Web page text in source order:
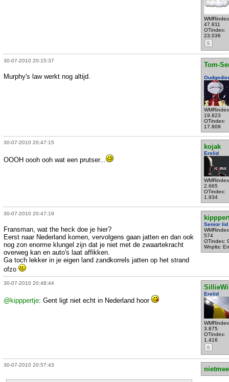
47.811
OTindex:
23.036
S
30-07-2010 20:15:37
Tom-
19.823
OTindex:
17.809
Murphy's law werkt nog altijd.
30-07-2010 20:47:15
kojak
Erelid
2.665
OTindex:
1.934
OOOH oooh ooh wat een prutser...
30-07-2010 20:47:19
Senior lid
574
OTindex:
Wnplts:
Fransman, wat the heck doe je hier?
Eerst naar Nederland komen, vervolgens gaan jatten en dan ook
nog zon enorme klungel zijn dat je niet met de zwaartekracht
overweg kan en auto's laat affikken.
Ga toch lekker in je eigen land zandkorrels jatten op het strand
ofzo
30-07-2010 20:48:44
Erelid
3.875
OTindex:
1.416
S
@kipppertje: Gent ligt niet echt in Nederland hoor
30-07-2010 20:57:43